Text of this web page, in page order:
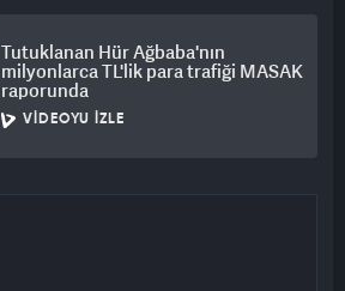
Tutuklanan Hür Ağbaba'nın
milyonlarca TL'lik para trafiği MASAK
raporunda
VIDEOYU İZLE